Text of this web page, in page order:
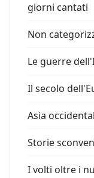
giorni cantati
Non
Le guerre
Il secolo
Asia
Storie
I volti oltre i